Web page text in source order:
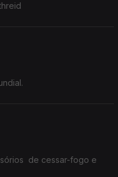
de cessar-fogo e